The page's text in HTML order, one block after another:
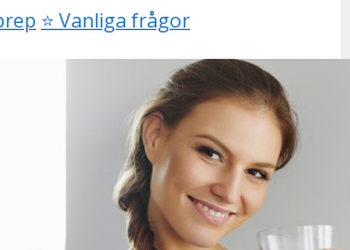
⭐ Vanliga frågor